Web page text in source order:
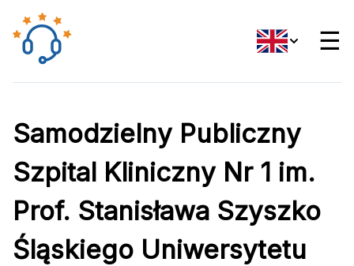
☰
Samodzielny Publiczny
Szpital Kliniczny Nr 1 im.
Prof. Stanisława Szyszko
Śląskiego Uniwersytetu